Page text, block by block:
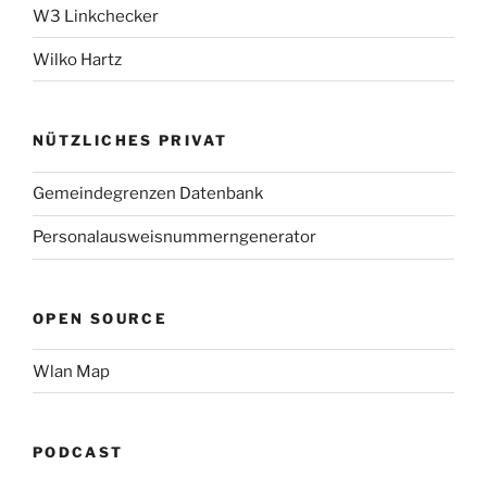
W3 Linkchecker
Wilko Hartz
NÜTZLICHES PRIVAT
Gemeindegrenzen Datenbank
Personalausweisnummerngenerator
OPEN SOURCE
Wlan Map
PODCAST